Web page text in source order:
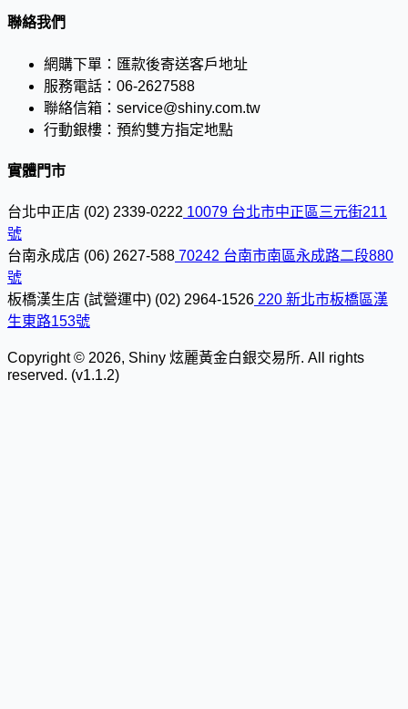
聯絡我們
網購下單： 匯款後寄送客戶地址
服務電話： 06-2627588
聯絡信箱： service@shiny.com.tw
行動銀樓： 預約雙方指定地點
實體門市
台北中正店 (02) 2339-0222 10079 台北市中正區三元街211
號
台南永成店 (06) 2627-588 70242 台南市南區永成路二段880
號
板橋漢生店 (試營運中) (02) 2964-1526 220 新北市板橋區漢
生東路153號
Copyright © 2026, Shiny 炫麗黃金白銀交易所. All rights
reserved. (v1.1.2)